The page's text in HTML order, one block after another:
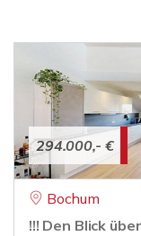
294.000,- €
Bochum
!!! Den Blick